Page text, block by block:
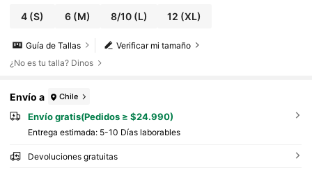
4 (S) 6 (M) 8/10(L) 12 (XL)
Verificar mi tamaño
Guía de Tallas
¿No es tu talla? Dinos
Envío a Chile
Envío gratis(Pedidos ≥ $24.990)
Entrega estimada: 5-10 Días laborables
Devoluciones gratuitas